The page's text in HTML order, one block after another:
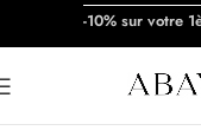
-10% sur votre